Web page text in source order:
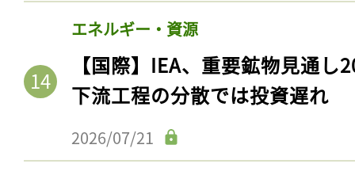
エネルギー・資源
【国際】IEA、重要鉱物見通
下流工程の分散では投資遅れ
2026/07/21